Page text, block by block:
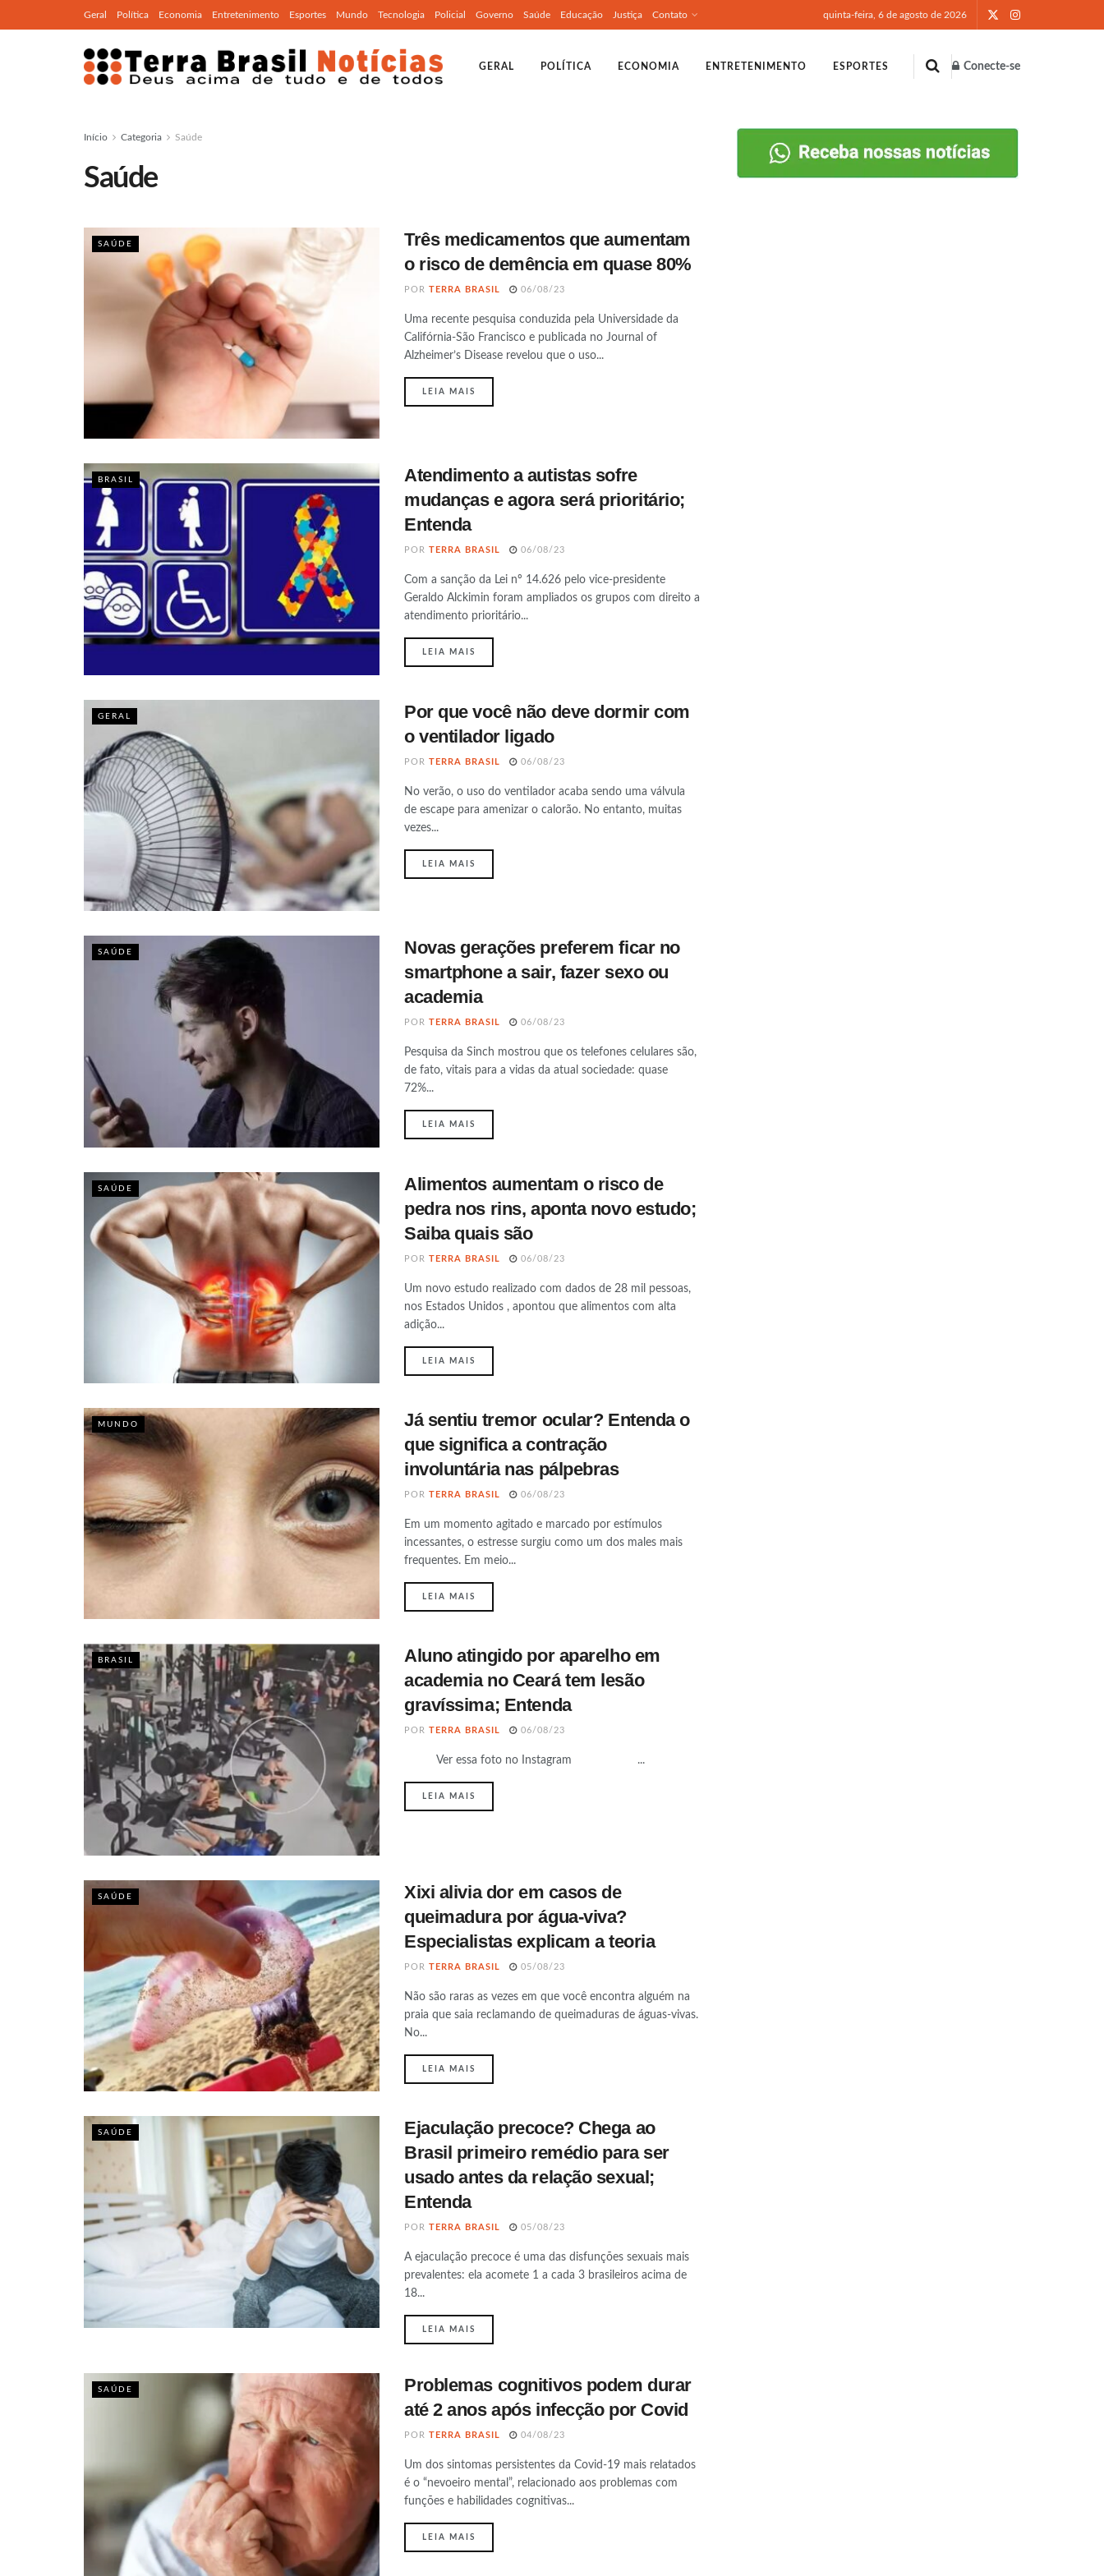
Geral Política Economia Entretenimento Esportes Mundo Tecnologia Policial Governo Saúde Educação Justiça Contato quinta-feira, 6 de agosto de 2026
GERAL POLÍTICA ECONOMIA ENTRETENIMENTO ESPORTES Conecte-se
Início Categoria Saúde
Saúde
SAÚDE
Três medicamentos que aumentam
o risco de demência em quase 80%
POR TERRA BRASIL 06/08/23
Uma recente pesquisa conduzida pela Universidade da
Califórnia-São Francisco e publicada no Journal of
Alzheimer’s Disease revelou que o uso...
LEIA MAIS
BRASIL
Atendimento a autistas sofre
mudanças e agora será prioritário;
Entenda
POR TERRA BRASIL 06/08/23
Com a sanção da Lei nº 14.626 pelo vice-presidente
Geraldo Alckimin foram ampliados os grupos com direito a
atendimento prioritário...
LEIA MAIS
GERAL
Por que você não deve dormir com
o ventilador ligado
POR TERRA BRASIL 06/08/23
No verão, o uso do ventilador acaba sendo uma válvula
de escape para amenizar o calorão. No entanto, muitas
vezes...
LEIA MAIS
SAÚDE
Novas gerações preferem ficar no
smartphone a sair, fazer sexo ou
academia
POR TERRA BRASIL 06/08/23
Pesquisa da Sinch mostrou que os telefones celulares são,
de fato, vitais para a vidas da atual sociedade: quase
72%...
LEIA MAIS
SAÚDE
Alimentos aumentam o risco de
pedra nos rins, aponta novo estudo;
Saiba quais são
POR TERRA BRASIL 06/08/23
Um novo estudo realizado com dados de 28 mil pessoas,
nos Estados Unidos , apontou que alimentos com alta
adição...
LEIA MAIS
MUNDO
Já sentiu tremor ocular? Entenda o
que significa a contração
involuntária nas pálpebras
POR TERRA BRASIL 06/08/23
Em um momento agitado e marcado por estímulos
incessantes, o estresse surgiu como um dos males mais
frequentes. Em meio...
LEIA MAIS
BRASIL
Aluno atingido por aparelho em
academia no Ceará tem lesão
gravíssima; Entenda
POR TERRA BRASIL 06/08/23
Ver essa foto no Instagram ...
LEIA MAIS
SAÚDE
Xixi alivia dor em casos de
queimadura por água-viva?
Especialistas explicam a teoria
POR TERRA BRASIL 05/08/23
Não são raras as vezes em que você encontra alguém na
praia que saia reclamando de queimaduras de águas-vivas.
No...
LEIA MAIS
SAÚDE
Ejaculação precoce? Chega ao
Brasil primeiro remédio para ser
usado antes da relação sexual;
Entenda
POR TERRA BRASIL 05/08/23
A ejaculação precoce é uma das disfunções sexuais mais
prevalentes: ela acomete 1 a cada 3 brasileiros acima de
18...
LEIA MAIS
SAÚDE
Problemas cognitivos podem durar
até 2 anos após infecção por Covid
POR TERRA BRASIL 04/08/23
Um dos sintomas persistentes da Covid-19 mais relatados
é o “nevoeiro mental”, relacionado aos problemas com
funções e habilidades cognitivas...
LEIA MAIS